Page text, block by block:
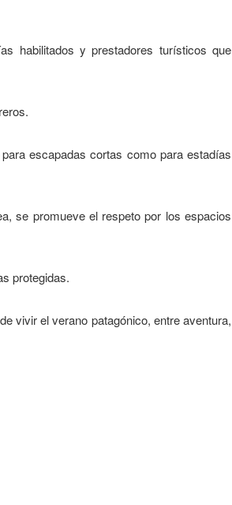
habilitados y prestadores turísticos que
escapadas cortas como para estadías
se promueve el respeto por los espacios
protegidas.
vivir el verano patagónico, entre aventura,